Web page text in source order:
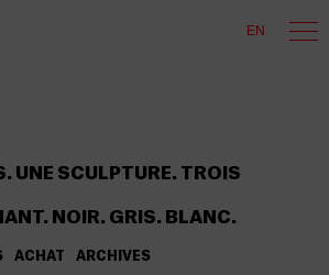
EN
UNE SCULPTURE. TROIS
NOIR. GRIS. BLANC.
ACHAT ARCHIVES